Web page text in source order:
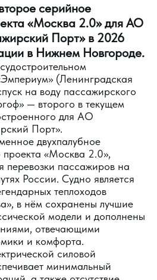
серийное
«Москва 2.0» для АО
Порт» в 2026
в Нижнем Новгороде.
(Ленинградская
на воду пассажирского
— второго в текущем
для АО
Порт».
двухпалубное
«Москва 2.0»,
перевозки пассажиров на
России. Судно является
теплоходов
в нём сохранены лучшие
модели и дополнены
отвечающими
и комфорта.
силовой
минимальный